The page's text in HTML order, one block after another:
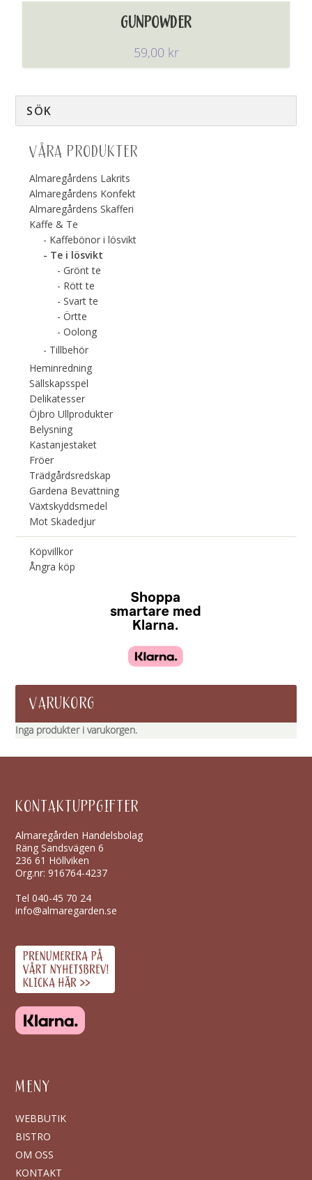
GUNPOWDER
59,00 kr
VÅRA PRODUKTER
Almaregårdens Lakrits
Almaregårdens Konfekt
Almaregårdens Skafferi
Kaffe & Te
Kaffebönor i lösvikt
Te i lösvikt
Grönt te
Rött te
Svart te
Örtte
Oolong
Tillbehör
Heminredning
Sällskapsspel
Delikatesser
Öjbro Ullprodukter
Belysning
Kastanjestaket
Fröer
Trädgårdsredskap
Gardena Bevattning
Växtskyddsmedel
Mot Skadedjur
Köpvillkor
Ångra köp
VARUKORG
Inga produkter i varukorgen.
KONTAKTUPPGIFTER
Almaregården Handelsbolag
Räng Sandsvägen 6
236 61 Höllviken
Org.nr: 916764-4237
Tel040-45 70 24
info@almaregarden.se
MENY
WEBBUTIK
BISTRO
OM OSS
KONTAKT